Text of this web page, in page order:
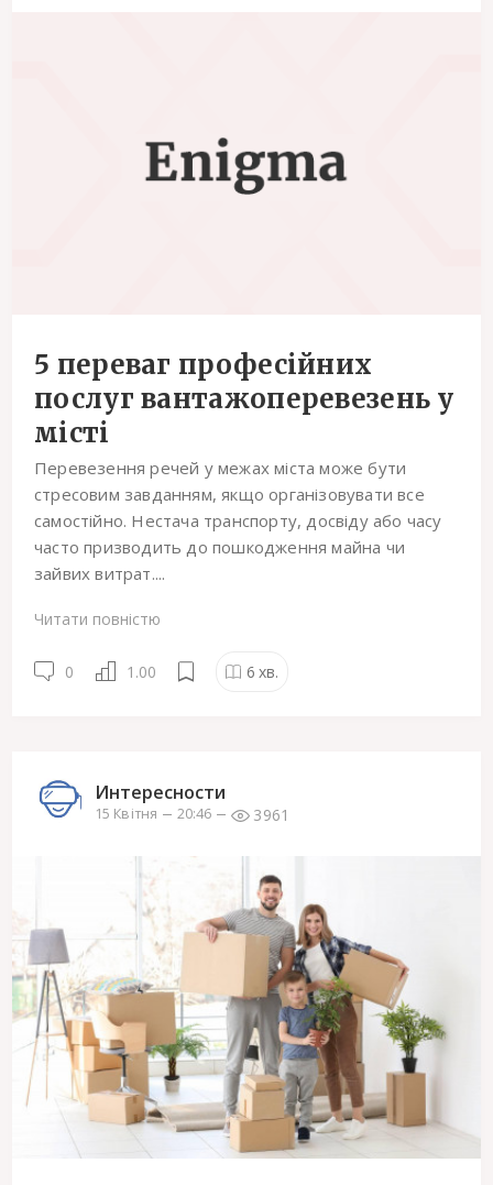
5 переваг професійних
послуг вантажоперевезень у
місті
Перевезення речей у межах міста може бути
стресовим завданням, якщо організовувати все
самостійно. Нестача транспорту, досвіду або часу
часто призводить до пошкодження майна чи
зайвих витрат....
Читати повністю
0 1.00 6 хв.
Интересности
15 Квітня 20:46 3961